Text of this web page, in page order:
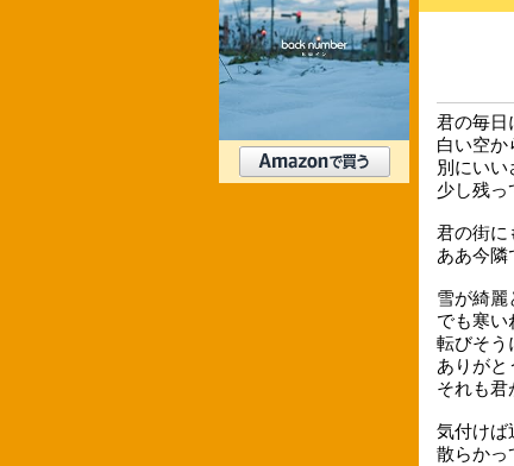
君の毎日
白い空か
別にいい
少し残っ
君の街に
ああ今隣
雪が綺麗
でも寒い
転びそう
ありがと
それも君
気付けば
散らかっ